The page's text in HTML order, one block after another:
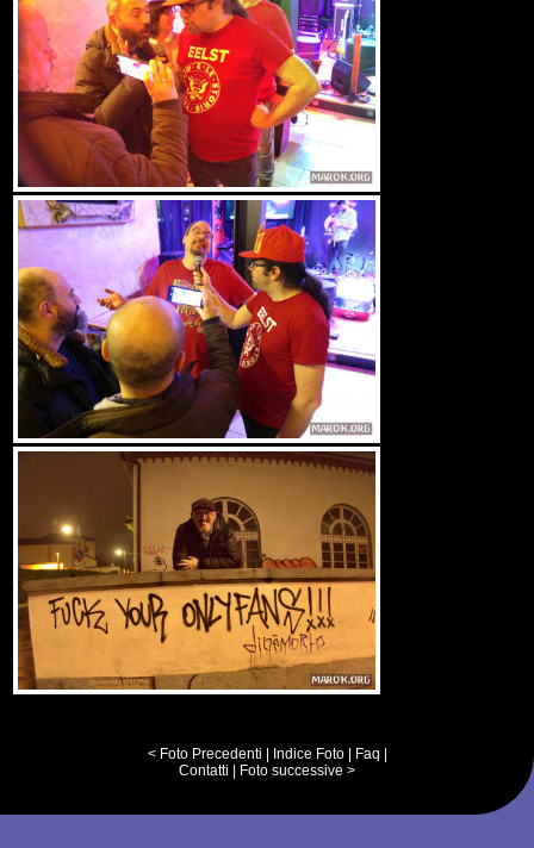
< Foto Precedenti Indice Foto| Faq
Contatti
Foto successive >